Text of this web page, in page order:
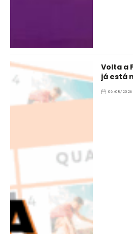
Volta a
já está
06/08/2026